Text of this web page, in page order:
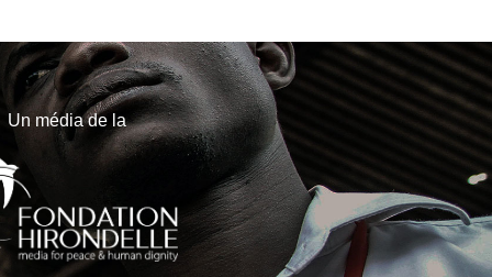
Un média de la